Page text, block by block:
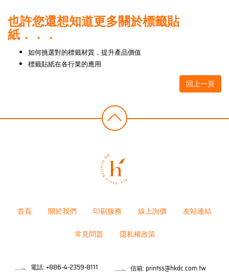
也許您還想知道更多關於標籤貼
紙．．．
如何挑選對的標籤材質，提升產品價值
標籤貼紙在各行業的應用
回上一頁
首頁 關於我們 印刷服務 線上詢價 友站連結
常見問題 隱私權政策
電話: +886-4-2359-8111 信箱: printss@hkdc.com.tw